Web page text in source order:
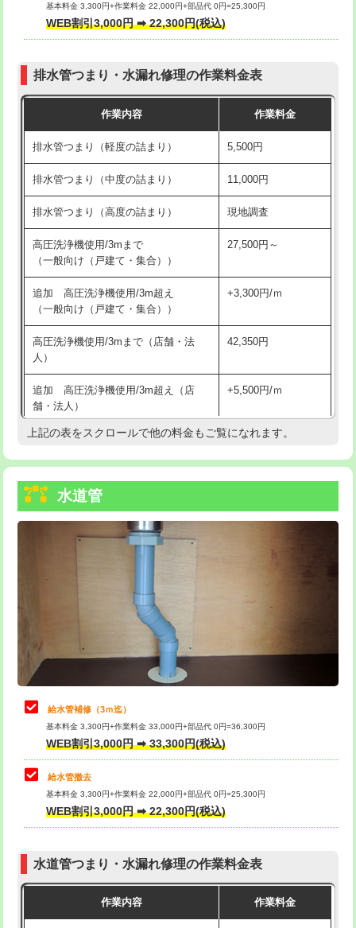
モルタル補修（厚さ10㎝超え）
追加人工 16,500円
現場見積
※給水管工事は20mmまでの価格です。
交換・取付(排水栓・排水トラップ
交換・取付（その他部品） 11,000円+材料費
持込商品取付（単水栓） 13,200円
持込商品取付（混合水栓） 16,500円
持込商品取付（浄水器・分岐水栓） 16,500円
給水管工事※（ホール加工) 16,500円
給水管工事※（バンド止め) 3,300円
給水管工事※（支持金具設置)
給水管工事※（保温材使用（バンド止
め込み）)
5,500円
給水管工事※（土の掘削・埋め戻し作
業)
11,000円
給水管工事※（塩ビ管（VP・HI）使
用/3ｍまで)
33,000円
給水管工事※（塩ビ管（VP・HI）使
+8,800円
給水管工事※（ライニング鋼管・銅
管・ポリ管・HT管使用/3ｍまで)
給水管工事※（ライニング鋼管・銅
管・ポリ管・HT管使用/3ｍ超え)
排水管工事（土の掘削・埋め戻し作
11,000円~
排水管工事（排水管工事/3ｍまで） 55,000円
排水管工事（追加 排水管工事/3ｍ超
マス交換（土の掘削・埋め戻し作業）
マス交換（深さ50㎝未満）
マス交換（深さ50㎝以上）
コンクリート斫り（厚さ10㎝まで）
モルタル補修（厚さ10㎝超え） 38,500円
基本料金 3,300円+作業料金 22,000円+部品代 0円=25,300円
WEB割引3,000円 ➡ 22,300円(税込)
排水管つまり・水漏れ修理の作業料金表
作業内容 作業料金
排水管つまり（軽度の詰まり） 5,500円
排水管つまり（中度の詰まり） 11,000円
排水管つまり（高度の詰まり） 現地調査
高圧洗浄機使用/3mまで
（一般向け（戸建て・集合））
27,500円～
追加 高圧洗浄機使用/3m超え
（一般向け（戸建て・集合））
+3,300円/ｍ
高圧洗浄機使用/3mまで（店舗・法
人）
42,350円
追加 高圧洗浄機使用/3m超え（店
舗・法人）
+5,500円/ｍ
高度高圧洗浄換 現地調査
トーラー機使用/3mまで
追加トーラー機使用/3m超え
33,000円
8,800円
止水・漏水調査・防水処理・清掃・修
理・調整・分解・加工など（軽作業）
11,000円
止水・漏水調査・防水処理・清掃・修
理・調整・分解・加工など（中作業）
止水・漏水調査・防水処理・清掃・修
理・調整・分解・加工など（重作業）
33,000円
その他部品の脱着
交換・取付（タンク）
式）)
式・ワンホール）)
上記の表をスクロールで他の料金もご覧になれます。
水道管
給水管補修（3ｍ迄）
基本料金 3,300円+作業料金 33,000円+部品代 0円=36,300円
WEB割引3,000円 ➡ 33,300円(税込)
給水管撤去
基本料金 3,300円+作業料金 22,000円+部品代 0円=25,300円
WEB割引3,000円 ➡ 22,300円(税込)
水道管つまり・水漏れ修理の作業料金表
作業内容 作業料金